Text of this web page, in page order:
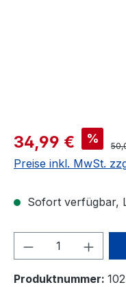
Verkaufspreis:
34,99 € %
Preise inkl. MwSt.
Sofort verfügbar,
Produkt
Produktnummer: